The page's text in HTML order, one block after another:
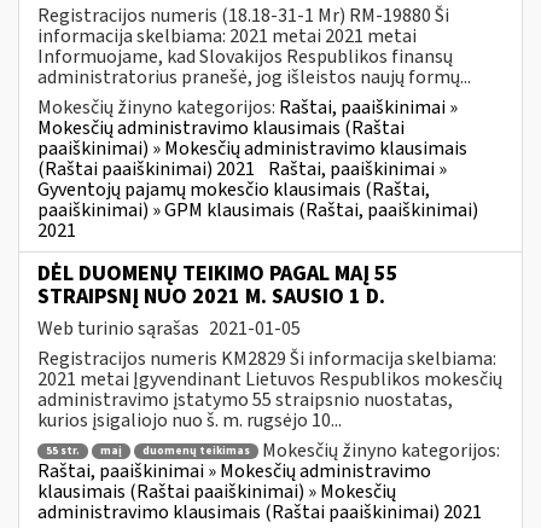
Registracijos numeris (18.18-31-1 Mr) RM-19880 Ši
informacija skelbiama: 2021 metai 2021 metai
Informuojame, kad Slovakijos Respublikos finansų
administratorius pranešė, jog išleistos naujų formų...
Mokesčių žinyno kategorijos: Raštai, paaiškinimai »
Mokesčių administravimo klausimais (Raštai
paaiškinimai) » Mokesčių administravimo klausimais
(Raštai paaiškinimai) 2021 Raštai, paaiškinimai »
Gyventojų pajamų mokesčio klausimais (Raštai,
paaiškinimai) » GPM klausimais (Raštai, paaiškinimai)
2021
DĖL DUOMENŲ TEIKIMO PAGAL MAĮ 55
STRAIPSNĮ NUO 2021 M. SAUSIO 1 D.
Web turinio sąrašas 2021-01-05
Registracijos numeris KM2829 Ši informacija skelbiama:
2021 metai Įgyvendinant Lietuvos Respublikos mokesčių
administravimo įstatymo 55 straipsnio nuostatas,
kurios įsigaliojo nuo š. m. rugsėjo 10...
55 str. maį duomenų teikimas
Mokesčių žinyno kategorijos:
Raštai, paaiškinimai » Mokesčių administravimo
klausimais (Raštai paaiškinimai) » Mokesčių
administravimo klausimais (Raštai paaiškinimai) 2021